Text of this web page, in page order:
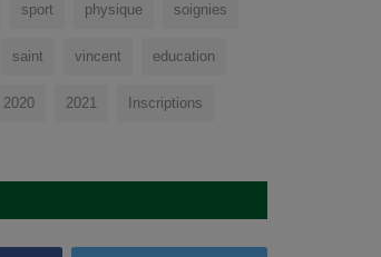
sport physique soignies
saint vincent education
2020 2021 Inscriptions